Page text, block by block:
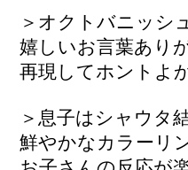
＞オクトバニッシ
嬉しいお言葉あり
再現してホントよ
＞息子はシャウタ
鮮やかなカラーリ